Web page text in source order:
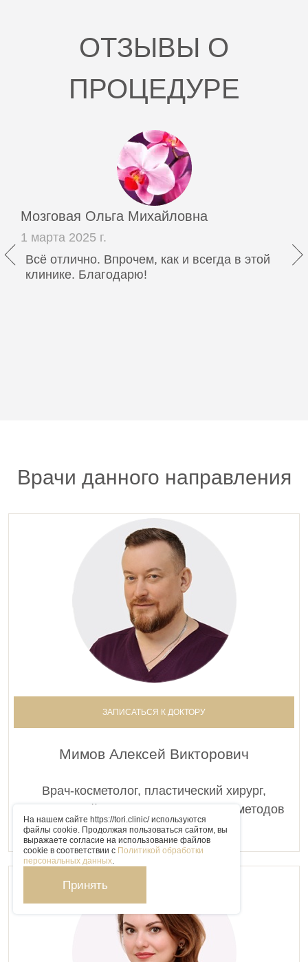
ОТЗЫВЫ О
ПРОЦЕДУРЕ
Мозговая Ольга Михайловна
1 марта 2025 г.
Всё отлично. Впрочем, как и всегда в этой
клинике. Благодарю!
Врачи данного направления
ЗАПИСАТЬСЯ К ДОКТОРУ
Мимов Алексей Викторович
Врач-косметолог, пластический хирург,
заведующий кабинетом аппаратных методов
лечения
На нашем сайте https://tori.clinic/ используются
файлы cookie. Продолжая пользоваться сайтом, вы
выражаете согласие на использование файлов
cookie в соответствии с Политикой обработки
персональных данных.
Принять